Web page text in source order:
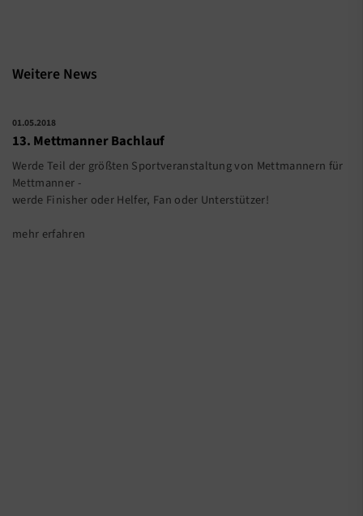
Weitere News
01.05.2018
13. Mettmanner Bachlauf
Werde Teil der größten Sportveranstaltung von Mettmannern für
Mettmanner -
werde Finisher oder Helfer, Fan oder Unterstützer!
mehr erfahren